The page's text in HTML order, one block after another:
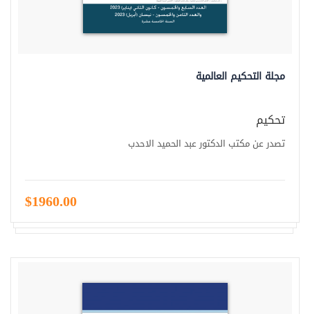
مجلة التحكيم العالمية
تحكيم
تصدر عن مكتب الدكتور عبد الحميد الاحدب
$1960.00